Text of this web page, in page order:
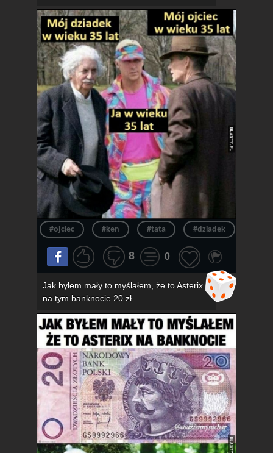
#ojciec #ken #tata #dziadek
8 0
Jak byłem mały to myślałem, że to Asterix
na tym banknocie 20 zł